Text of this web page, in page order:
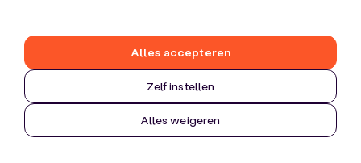
Zelf instellen
Alles weigeren
Alles accepteren